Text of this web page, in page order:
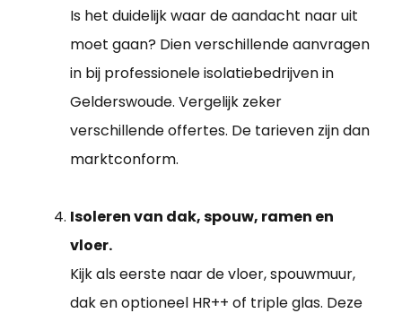
Is het duidelijk waar de aandacht naar uit
moet gaan? Dien verschillende aanvragen
in bij professionele isolatiebedrijven in
Gelderswoude. Vergelijk zeker
verschillende offertes. De tarieven zijn dan
marktconform.
Isoleren van dak, spouw, ramen en
vloer.
Kijk als eerste naar de vloer, spouwmuur,
dak en optioneel HR++ of triple glas. Deze